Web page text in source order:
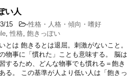
い人
15 -性格・人格・傾向・嗜好
性格 飽きっぽい
とは 飽きるとは退屈。刺激がないこと。
物事に「慣れた」ことも意味する。 脳は
するため、どんな物事でも慣れる＝飽き
る。 この基準が人より低い人は「飽きっ